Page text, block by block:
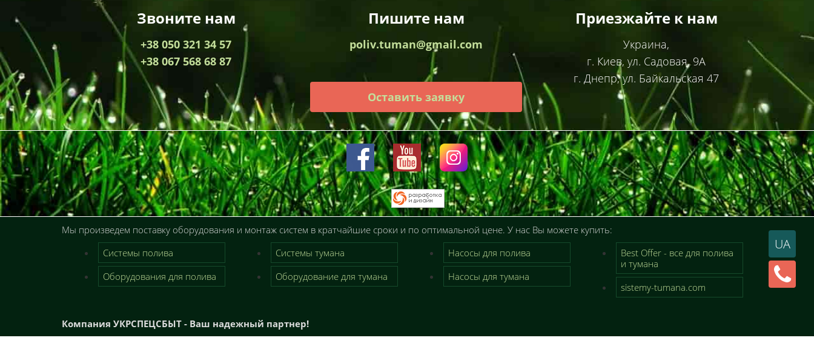
UA
Звоните нам
+38 050 321 34 57
+38 067 568 68 87
Пишите нам
poliv.tuman@gmail.com
Оставить заявку
Приезжайте к нам
Украина,
г. Киев, ул. Садовая, 9А
г. Днепр, ул. Байкальская 47
Мы произведем поставку оборудования и монтаж систем в кратчайшие сроки и по оптимальной цене. У нас Вы можете купить:
Системы полива
Оборудования для полива
Системы тумана
Оборудование для тумана
Насосы для полива
Насосы для тумана
Best Offer - все для полива
и тумана
sistemy-tumana.com
Компания УКРСПЕЦСБЫТ - Ваш надежный партнер!